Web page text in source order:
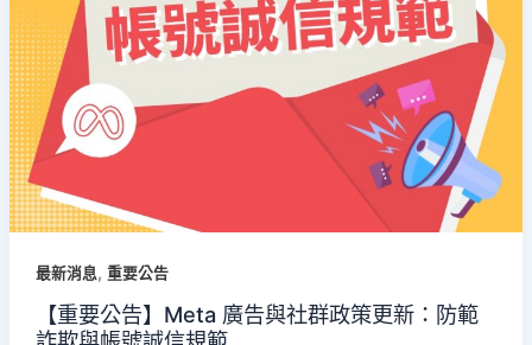
最新消息, 重要公告
【重要公告】Meta 廣告與社群政策更新：防範